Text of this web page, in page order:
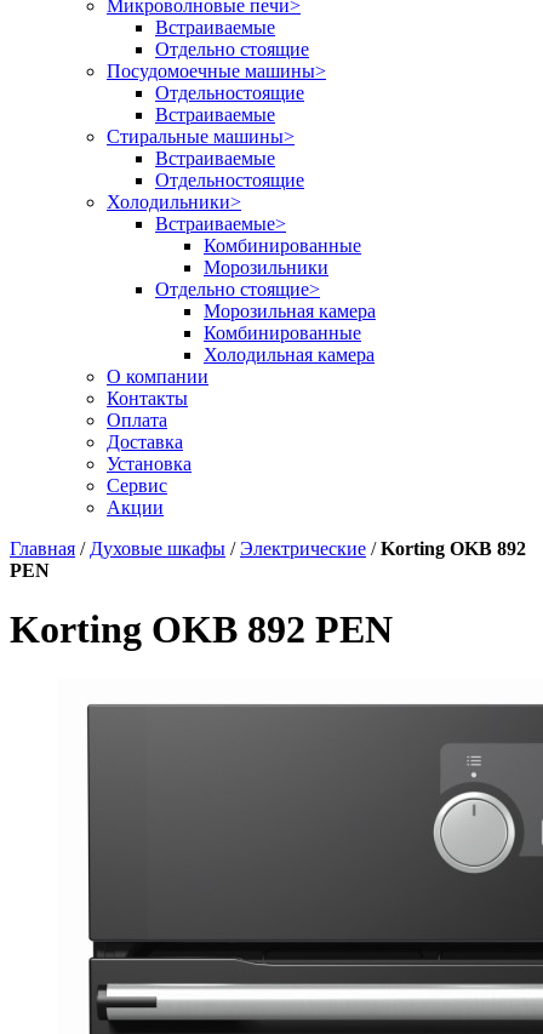
Микроволновые печи>
Встраиваемые
Отдельно стоящие
Посудомоечные машины>
Отдельностоящие
Встраиваемые
Стиральные машины>
Встраиваемые
Отдельностоящие
Холодильники>
Встраиваемые>
Комбинированные
Морозильники
Отдельно стоящие>
Морозильная камера
Комбинированные
Холодильная камера
О компании
Контакты
Оплата
Доставка
Установка
Сервис
Акции
Главная / Духовые шкафы /Электрические /Korting OKB 892
PEN
Korting OKB 892 PEN